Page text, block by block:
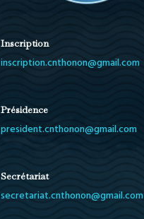
Inscription
inscription.cnthonon@gmail.com
Présidence
president.cnthonon@gmail.com
Secrétariat
secretariat.cnthonon@gmail.com